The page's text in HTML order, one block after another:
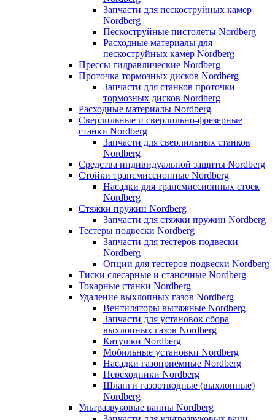
Запчасти для пескоструйных камер
Nordberg
Пескоструйные пистолеты Nordberg
Расходные материалы для
пескоструйных камер Nordberg
Прессы гидравлические Nordberg
Проточка тормозных дисков Nordberg
Запчасти для станков проточки
тормозных дисков Nordberg
Расходные материалы Nordberg
Сверлильные и сверлильно-фрезерные
станки Nordberg
Запчасти для сверлильных станков
Nordberg
Средства индивидуальной защиты Nordberg
Стойки трансмиссионные Nordberg
Насадки для трансмиссионных стоек
Nordberg
Стяжки пружин Nordberg
Запчасти для стяжки пружин Nordberg
Тестеры подвески Nordberg
Запчасти для тестеров подвески
Nordberg
Опции для тестеров подвески Nordberg
Тиски слесарные и станочные Nordberg
Токарные станки Nordberg
Удаление выхлопных газов Nordberg
Вентиляторы вытяжные Nordberg
Запчасти для установок сбора
выхлопных газов Nordberg
Катушки Nordberg
Мобильные установки Nordberg
Насадки газоприемные Nordberg
Переходники Nordberg
Шланги газоотводные (выхлопные)
Nordberg
Ультразвуковые ванны Nordberg